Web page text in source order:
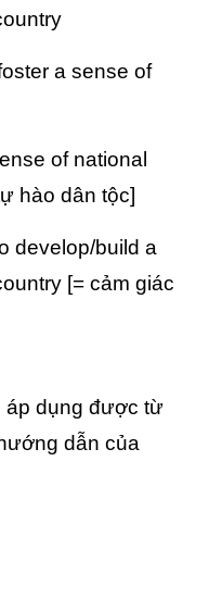
a sense of
of national
hào dân tộc]
develop/build a
[= cảm giác
áp dụng được từ
dẫn của